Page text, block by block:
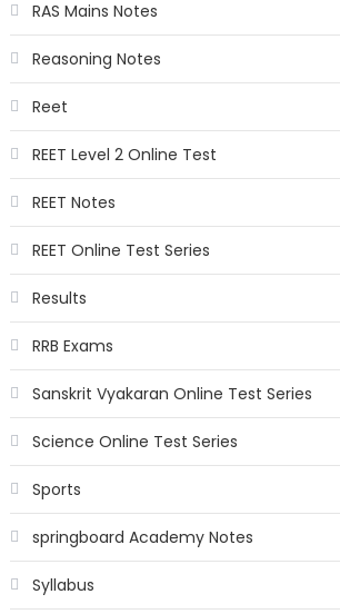
RAS Mains Notes
Reasoning Notes
Reet
REET Level 2 Online Test
REET Notes
REET Online Test Series
Results
RRB Exams
Sanskrit Vyakaran Online Test Series
Science Online Test Series
Sports
springboard Academy Notes
Syllabus